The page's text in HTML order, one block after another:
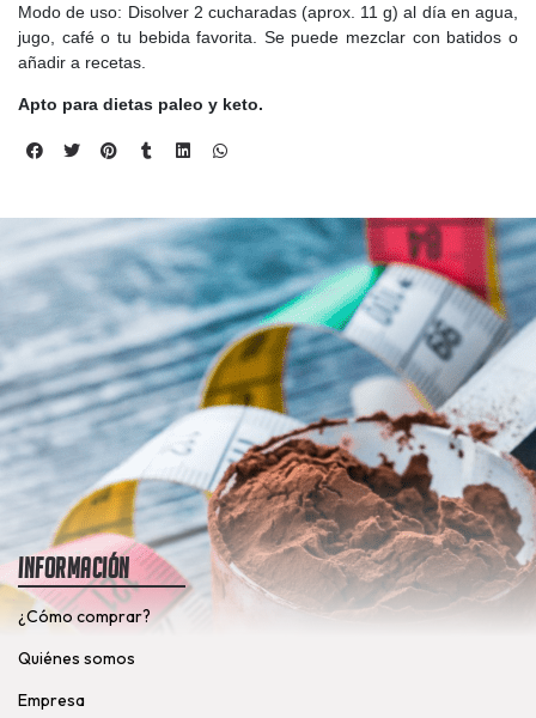
Modo de uso: Disolver 2 cucharadas (aprox. 11 g) al día en agua,
jugo, café o tu bebida favorita. Se puede mezclar con batidos o
añadir a recetas.
Apto para dietas paleo y keto.
Información
¿Cómo comprar?
Quiénes somos
Empresa